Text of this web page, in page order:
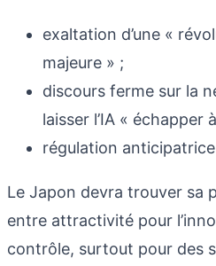
exaltation d’une «
majeure » ;
discours ferme sur la
laisser l’IA « échapper
régulation
Le Japon devra trouver sa
entre attractivité pour
contrôle, surtout pour des